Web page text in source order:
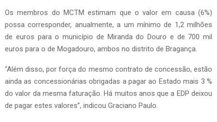
Os membros do MCTM estimam que o valor em causa (6%)
possa corresponder, anualmente, a um mínimo de 1,2 milhões
de euros para o município de Miranda do Douro e de 700 mil
euros para o de Mogadouro, ambos no distrito de Bragança.
“Além disso, por força do mesmo contrato de concessão, estão
ainda as concessionárias obrigadas a pagar ao Estado mais 3 %
do valor da mesma faturação. Há muitos anos que a EDP deixou
de pagar estes valores”, indicou Graciano Paulo.